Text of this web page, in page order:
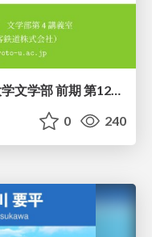
[2026前期火５] 論理学（京都大学文学部 前期 第12回）「証明を走らせる：カリー・ハワード対応」
0 240